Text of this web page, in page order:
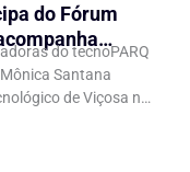
do Fórum
inovação
do tecnoPARQ
Santana
de Viçosa no